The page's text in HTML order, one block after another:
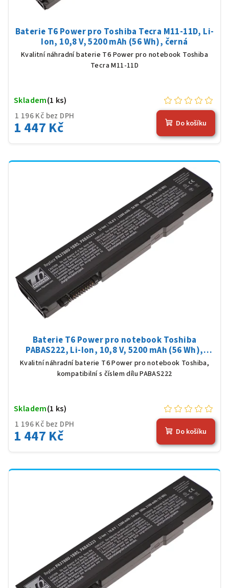
Baterie T6 Power pro Toshiba Tecra M11-11D, Li-
Ion, 10,8 V, 5200 mAh (56 Wh), černá
Kvalitní náhradní baterie T6 Power pro notebook Toshiba
Tecra M11-11D
1 196 Kč bez DPH
1 447 Kč
Skladem(1 ks)
Do košíku
Baterie T6 Power pro notebook Toshiba
PABAS222, Li-Ion, 10,8 V, 5200 mAh (56 Wh),
černá
Kvalitní náhradní baterie T6 Power pro notebook Toshiba,
kompatibilní s číslem dílu PABAS222
1 196 Kč bez DPH
1 447 Kč
Skladem(1 ks)
Do košíku